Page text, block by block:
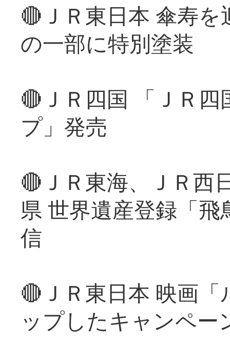
🔴ＪＲ東日本 傘寿
の一部に特別塗装
🔴ＪＲ四国 「ＪＲ
プ」発売
🔴ＪＲ東海、ＪＲ西
県 世界遺産登録「
信
🔴ＪＲ東日本 映画
ップしたキャンペー